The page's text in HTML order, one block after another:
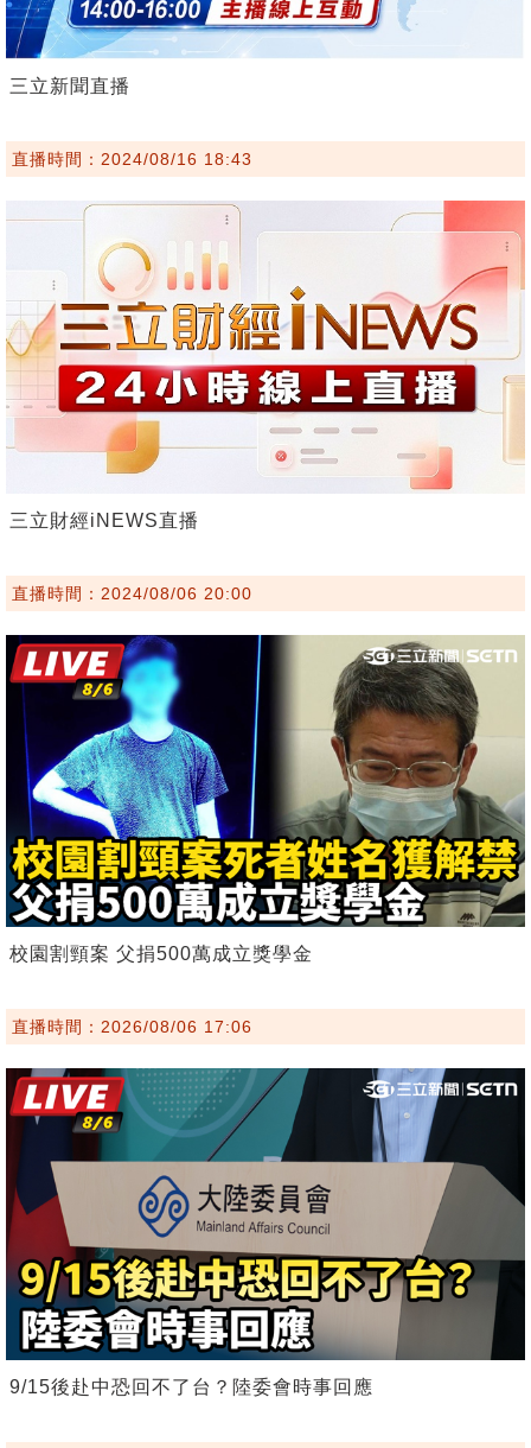
三立新聞直播
直播時間：2024/08/16 18:43
三立財經iNEWS直播
直播時間：2024/08/06 20:00
校園割頸案 父捐500萬成立獎學金
直播時間：2026/08/06 17:06
9/15後赴中恐回不了台？陸委會時事回應